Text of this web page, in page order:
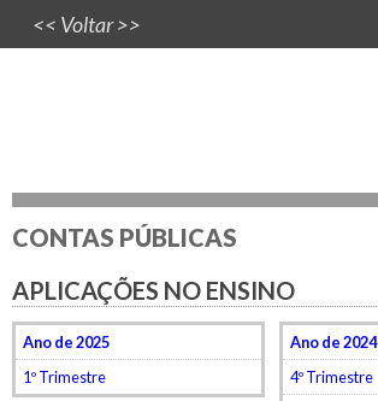
<< Voltar >>
CONTAS PÚBLICAS
APLICAÇÕES NO ENSINO
Ano de 2025
1º Trimestre
Ano de 2024
4º Trimestre